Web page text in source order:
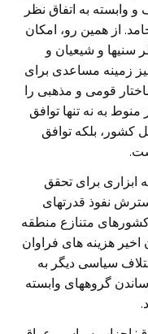
وابسته به اتفاق نظر
از همین رو، امکان
سنیها و شیعیان و
زمینه مساعدی برای
قومی و مذهبی را
به نه تنها توافق
کشور، بلکه توافق
ابزاری برای تحقق
نفوذ قدرتهای
متنازع منطقه
هزینه های فراوان
سیاسی دیگر به
گروههای وابسته